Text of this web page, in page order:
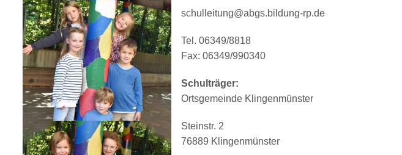
schulleitung@abgs.bildung-rp.de
Tel. 06349/8818
Fax: 06349/990340
Schulträger:
Ortsgemeinde Klingenmünster
Steinstr. 2
76889 Klingenmünster